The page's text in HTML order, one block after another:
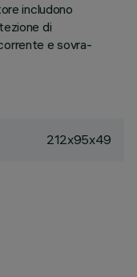
includono
di
e sovra-
212x95x49